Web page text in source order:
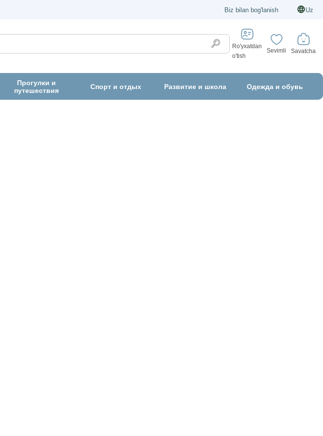
Biz bilan bog'lanish Uz
Ro'yxatdan
o'tish
Sevimli Savatcha
Прогулки и
путешествия
Спорт и отдых Развитие и школа Одежда и обувь